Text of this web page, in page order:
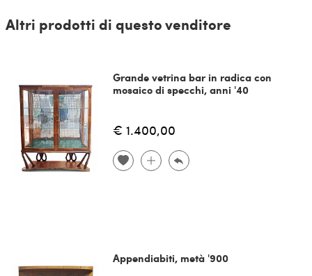
Altri prodotti di questo venditore
Grande vetrina bar in radica con
mosaico di specchi, anni '40
€ 1.400,00
Appendiabiti, metà '900